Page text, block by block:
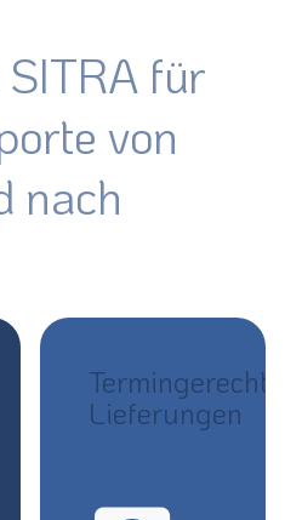
für
von
nach
Termingerechte
Lieferungen